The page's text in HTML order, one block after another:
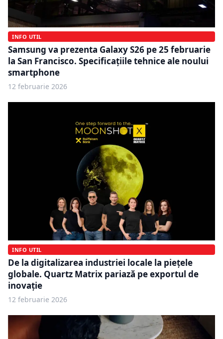
INFO UTIL
Samsung va prezenta Galaxy S26 pe 25 februarie
la San Francisco. Specificațiile tehnice ale noului
smartphone
12 februarie 2026
INFO UTIL
De la digitalizarea industriei locale la piețele
globale. Quartz Matrix pariază pe exportul de
inovație
12 februarie 2026